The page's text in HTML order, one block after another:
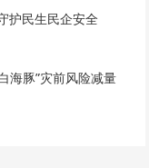
护民生民企安全
海豚”灾前风险减量